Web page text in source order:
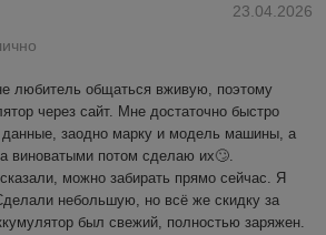
23.04.2026
любитель общаться вживую, поэтому
через сайт. Мне достаточно быстро
данные, заодно марку и модель машины, а
виноватыми потом сделаю их🙄.
можно забирать прямо сейчас. Я
небольшую, но всё же скидку за
был свежий, полностью заряжен.